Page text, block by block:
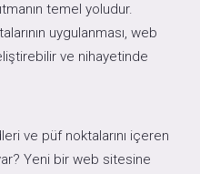
temel yoludur.
uygulanması, web
ve nihayetinde
ve püf noktalarını içeren
Yeni bir web sitesine